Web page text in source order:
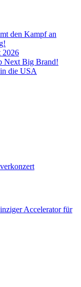
den Kampf an
2026
Next Big Brand!
die USA
Accelerator für